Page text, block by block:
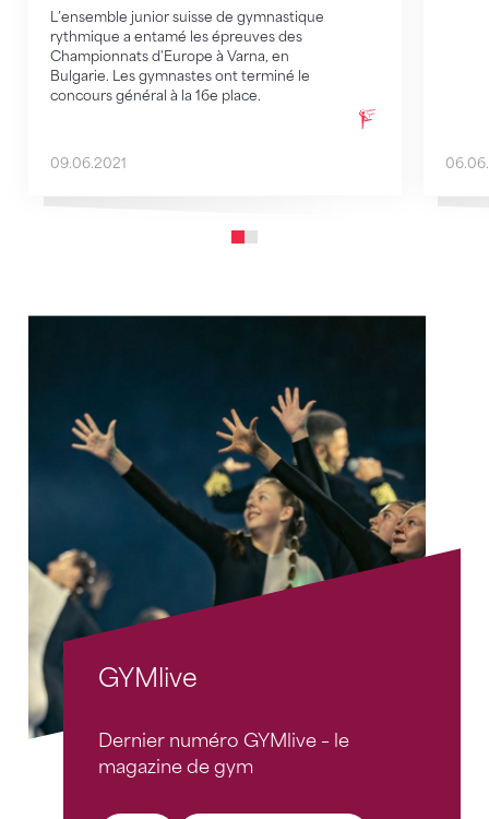
L’ensemble junior suisse de gymnastique
rythmique a entamé les épreuves des
Championnats d'Europe à Varna, en
Bulgarie. Les gymnastes ont terminé le
concours général à la 16e place.
09.06.2021
GYMlive
Dernier numéro GYMlive – le
magazine de gym